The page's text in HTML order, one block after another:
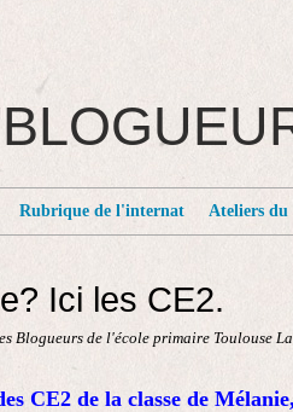
Rubrique de l'internat Ateliers du
Ici les CE2.
Blogueurs de l'école primaire Toulouse
CE2 de la classe de